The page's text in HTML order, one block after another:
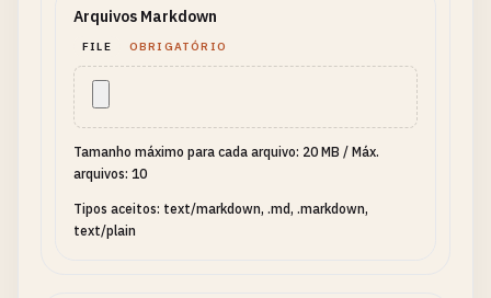
Arquivos Markdown
FILE OBRIGATÓRIO
Tamanho máximo para cada arquivo: 20 MB / Máx.
arquivos: 10
Tipos aceitos: text/markdown, .md, .markdown,
text/plain